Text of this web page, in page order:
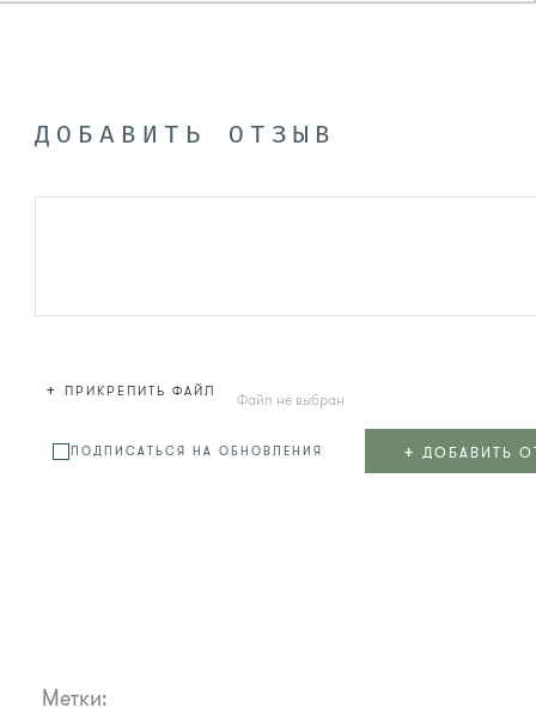
ДОБАВИТЬ ОТЗЫВ
+ ПРИКРЕПИТЬ ФАЙЛ Файл не выбран
ПОДПИСАТЬСЯ НА ОБНОВЛЕНИЯ + ДОБАВИТЬ
Метки: